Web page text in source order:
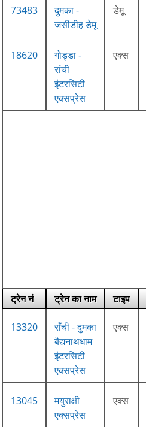
73483
दुमका -
जसीडीह डेमू
डेमू
18620
गोड्डा -
रांची
इंटरसिटी
एक्सप्रेस
एक्स
ट्रेन नं ट्रेन का नाम टाइप
13320
राँची - दुमका
बैद्यनाथधाम
इंटरसिटी
एक्सप्रेस
एक्स
13045
मयुराक्षी
एक्सप्रेस
एक्स